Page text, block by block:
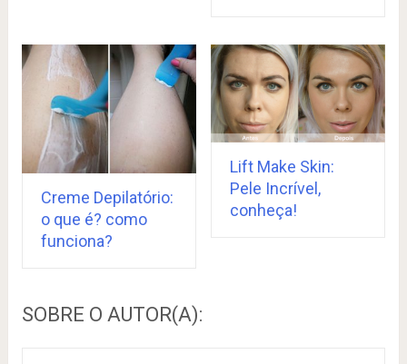
Creme Depilatório:
o que é? como
funciona?
Lift Make Skin:
Pele Incrível,
conheça!
SOBRE O AUTOR(A):